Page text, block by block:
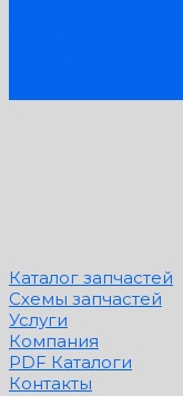
Каталог запчастей
Схемы запчастей
Услуги
Компания
PDF Каталоги
Контакты